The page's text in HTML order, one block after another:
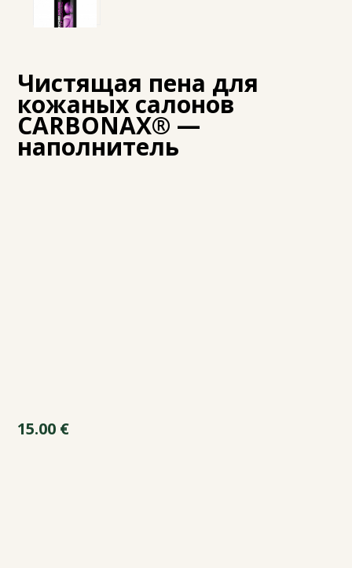
Чистящая пена для
кожаных салонов
CARBONAX® —
наполнитель
15.00 €